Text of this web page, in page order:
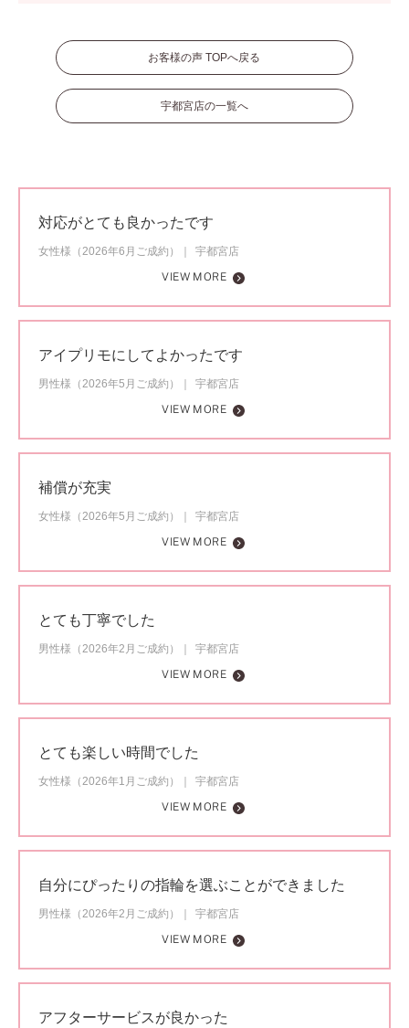
お客様の声 TOPへ戻る
宇都宮店の一覧へ
対応がとても良かったです
女性様（2026年6月ご成約）
宇都宮店
VIEW MORE
アイプリモにしてよかったです
男性様（2026年5月ご成約）
宇都宮店
VIEW MORE
補償が充実
女性様（2026年5月ご成約）
宇都宮店
VIEW MORE
とても丁寧でした
男性様（2026年2月ご成約）
宇都宮店
VIEW MORE
とても楽しい時間でした
女性様（2026年1月ご成約）
宇都宮店
VIEW MORE
自分にぴったりの指輪を選ぶことができました
男性様（2026年2月ご成約）
宇都宮店
VIEW MORE
アフターサービスが良かった